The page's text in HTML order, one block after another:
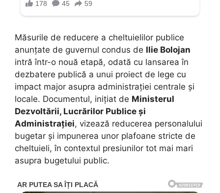
Măsurile de reducere a cheltuielilor publice
anunțate de guvernul condus de Ilie Bolojan
intră într-o nouă etapă, odată cu lansarea în
dezbatere publică a unui proiect de lege cu
impact major asupra administrației centrale și
locale. Documentul, inițiat de Ministerul
Dezvoltării, Lucrărilor Publice și
Administrației, vizează reducerea personalului
bugetar și impunerea unor plafoane stricte de
cheltuieli, în contextul presiunilor tot mai mari
asupra bugetului public.